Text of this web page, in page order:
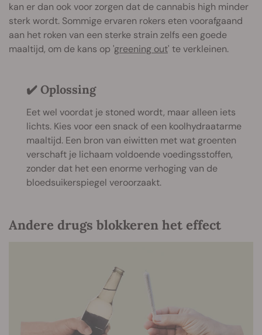
kan er dan ook voor zorgen dat de cannabis high minder
sterk wordt. Sommige ervaren rokers eten voorafgaand
aan het roken van een sterke strain zelfs een goede
maaltijd, om de kans op 'greening out' te verkleinen.
✔️ Oplossing
Eet wel voordat je stoned wordt, maar alleen iets
lichts. Kies voor een snack of een koolhydraatarme
maaltijd. Een bron van eiwitten met wat groenten
verschaft je lichaam voldoende voedingsstoffen,
zonder dat het een enorme verhoging van de
bloedsuikerspiegel veroorzaakt.
Andere drugs blokkeren het effect